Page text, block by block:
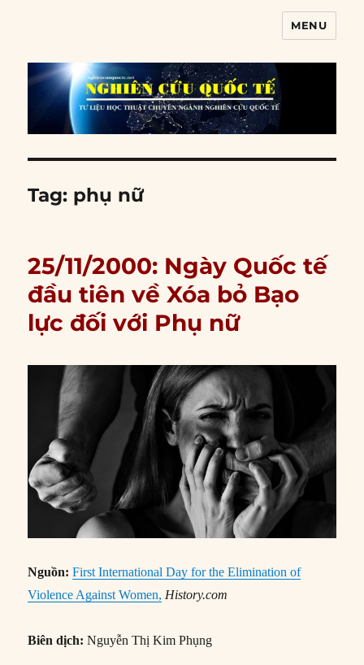
MENU
Tag: phụ nữ
25/11/2000: Ngày Quốc tế
đầu tiên về Xóa bỏ Bạo
lực đối với Phụ nữ
Nguồn:First International Day for the Elimination of
Violence Against Women, History.com
Biên dịch: Nguyễn Thị Kim Phụng